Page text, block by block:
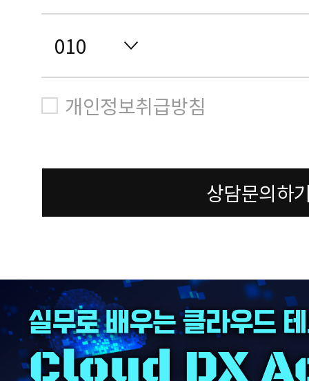
개인정보취급방침
상담문의하